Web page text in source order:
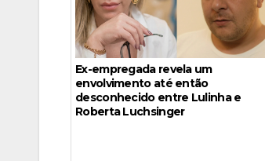
Ex-empregada revela um
envolvimento até então
desconhecido entre Lulinha e
Roberta Luchsinger